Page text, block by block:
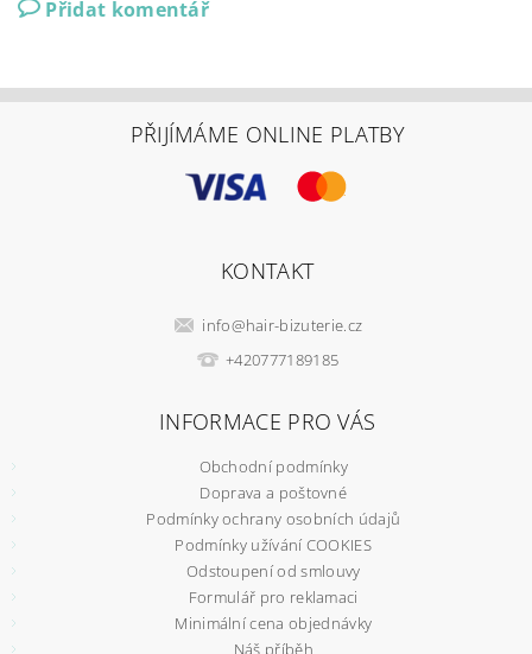
Přidat komentář
PŘIJÍMÁME ONLINE PLATBY
KONTAKT
info@hair-bizuterie.cz
+420777189185
INFORMACE PRO VÁS
Obchodní podmínky
Doprava a poštovné
Podmínky ochrany osobních údajů
Podmínky užívání COOKIES
Odstoupení od smlouvy
Formulář pro reklamaci
Minimální cena objednávky
Náš příběh